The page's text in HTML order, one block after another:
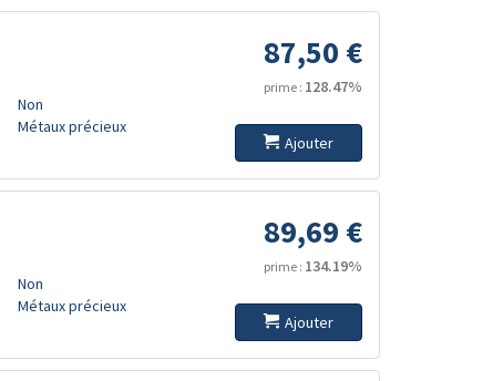
Non
Métaux précieux
87,50 €
prime : 128.47%
Ajouter
Non
Métaux précieux
89,69 €
prime : 134.19%
Ajouter